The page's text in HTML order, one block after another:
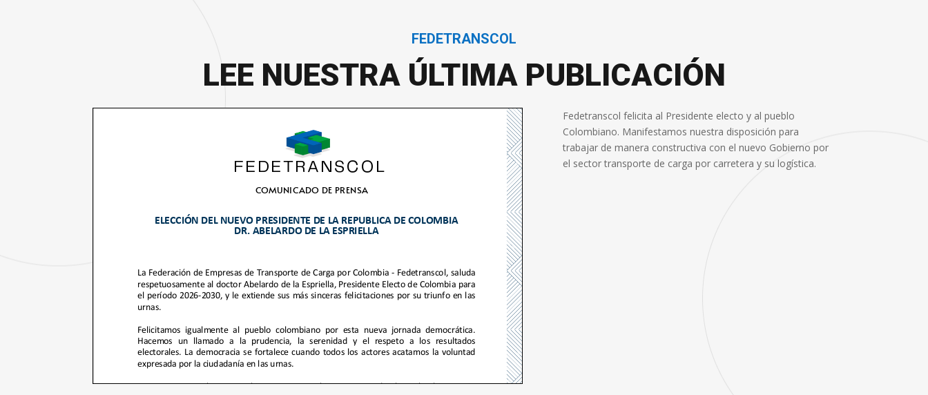
FEDETRANSCOL
LEE NUESTRA ÚLTIMA PUBLICACIÓN
Fedetranscol felicita al Presidente electo y al pueblo
Colombiano. Manifestamos nuestra disposición para
trabajar de manera constructiva con el nuevo Gobierno por
el sector transporte de carga por carretera y su logística.